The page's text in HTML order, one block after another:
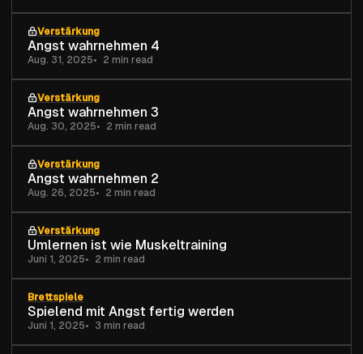
Verstärkung
Angst wahrnehmen 4
Aug. 31, 2025 2 min read
Verstärkung
Angst wahrnehmen 3
Aug. 30, 2025 2 min read
Verstärkung
Angst wahrnehmen 2
Aug. 26, 2025 2 min read
Verstärkung
Umlernen ist wie Muskeltraining
Juni 1, 2025 2 min read
Brettspiele
Spielend mit Angst fertig werden
Juni 1, 2025 3 min read